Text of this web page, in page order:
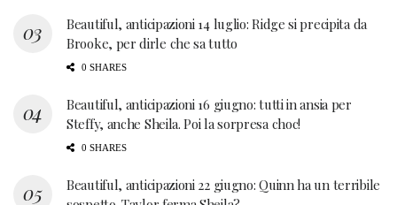
Beautiful, anticipazioni 14 luglio: Ridge si precipita da
Brooke, per dirle che sa tutto
0 SHARES
Beautiful, anticipazioni 16 giugno: tutti in ansia per
Steffy, anche Sheila. Poi la sorpresa choc!
0 SHARES
Beautiful, anticipazioni 22 giugno: Quinn ha un terribile